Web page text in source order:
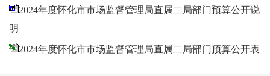
2024年度怀化市市场监督管理局直属二局部门预算公开说
明
2024年度怀化市市场监督管理局直属二局部门预算公开表